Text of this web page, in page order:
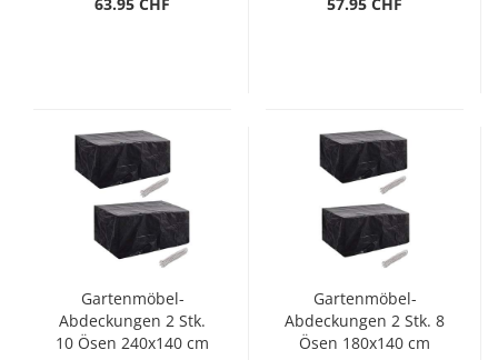
Gartenmöbel-
Abdeckungen 2 Stk.
10 Ösen 240x140 cm
Gartenmöbel-
Abdeckungen 2 Stk. 8
Ösen 180x140 cm